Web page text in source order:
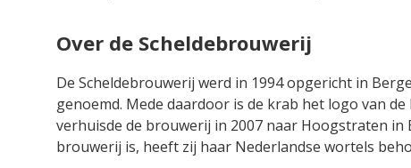
Over de Scheldebrouwerij
De Scheldebrouwerij werd in 1994 opgericht in
genoemd. Mede daardoor is de krab het logo van
verhuisde de brouwerij in 2007 naar Hoogstraten in
brouwerij is, heeft zij haar Nederlandse wortels